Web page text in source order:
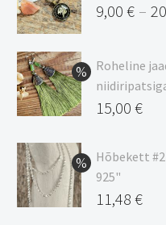
9,00 € –
9,00 €
kuni
20,44 €
Roheline
Algne
oli:
17,00 €.
15,00 €
hind
on:
15,00 €.
Hõbekett
925"
Algne
11,48 €